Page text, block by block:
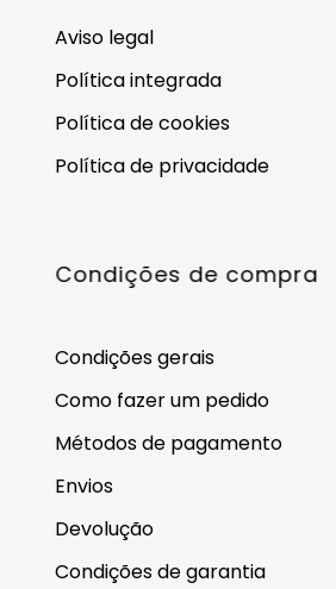
Aviso legal
Política integrada
Política de cookies
Política de privacidade
Condições de compra
Condições gerais
Como fazer um pedido
Métodos de pagamento
Envios
Devolução
Condições de garantia